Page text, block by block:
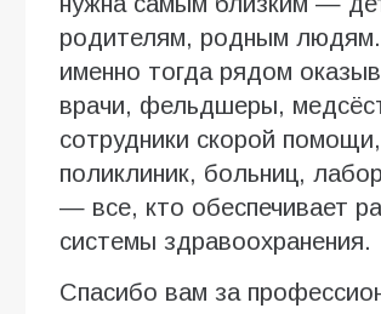
родителям, родным
именно тогда рядом
врачи, фельдшеры,
сотрудники скорой помощи,
поликлиник, больниц,
— все, кто обеспечивает
системы здравоохранения.
Спасибо вам за